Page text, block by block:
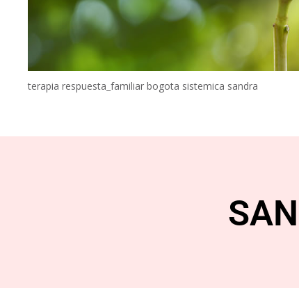
terapia respuesta_familiar bogota sistemica sandra